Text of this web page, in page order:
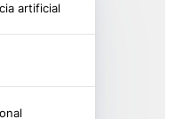
artificial